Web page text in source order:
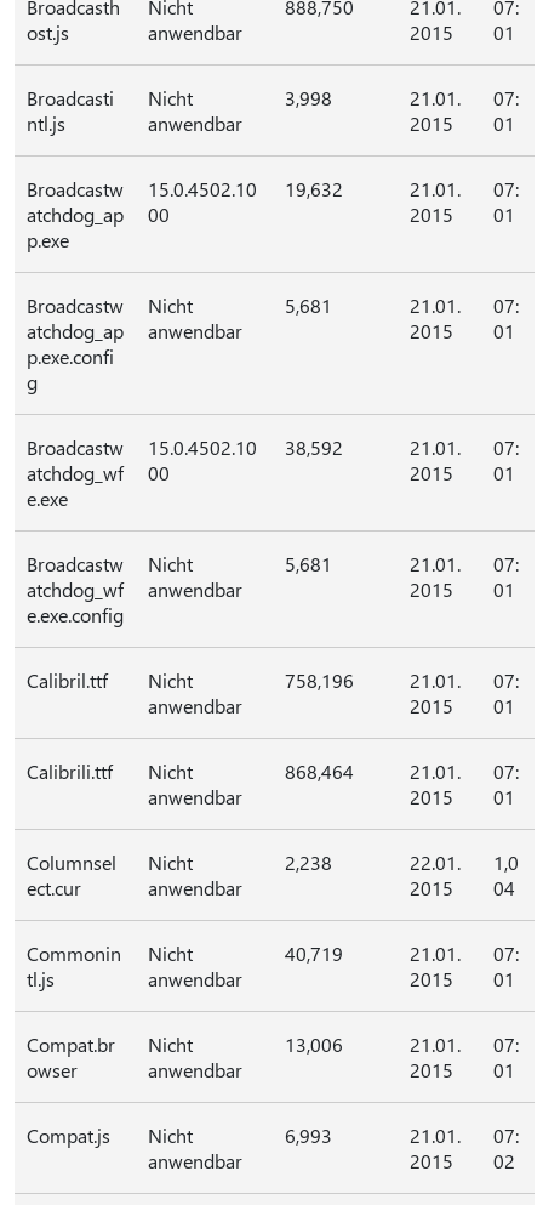
Broadcasth
ost.js
Nicht
anwendbar
888,750
21.01.
2015
07:
01
Broadcasti
ntl.js
Nicht
anwendbar
3,998
21.01.
2015
07:
01
Broadcastw
atchdog_ap
p.exe
15.0.4502.10
00
19,632
21.01.
2015
07:
01
Broadcastw
atchdog_ap
p.exe.confi
g
Nicht
anwendbar
5,681
21.01.
2015
07:
01
Broadcastw
atchdog_wf
e.exe
15.0.4502.10
00
38,592
21.01.
2015
07:
01
Broadcastw
atchdog_wf
e.exe.config
Nicht
anwendbar
5,681
21.01.
2015
07:
01
Calibril.ttf
Nicht
anwendbar
758,196
21.01.
2015
07:
01
Calibrili.ttf
Nicht
anwendbar
868,464
21.01.
2015
07:
01
Columnsel
ect.cur
Nicht
anwendbar
2,238
22.01.
2015
1,0
04
Commonin
tl.js
Nicht
anwendbar
40,719
21.01.
2015
07:
01
Compat.br
owser
Nicht
anwendbar
13,006
21.01.
2015
07:
01
Compat.js
Nicht
anwendbar
6,993
21.01.
2015
07:
02